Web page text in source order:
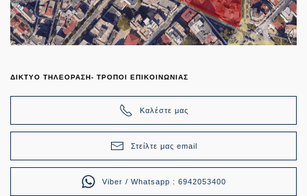
ΔΙΚΤΥΟ ΤΗΛΕΟΡΑΣΗ- ΤΡΟΠΟΙ ΕΠΙΚΟΙΝΩΝΙΑΣ
Καλέστε μας
Στείλτε μας email
Viber / Whatsapp : 6942053400